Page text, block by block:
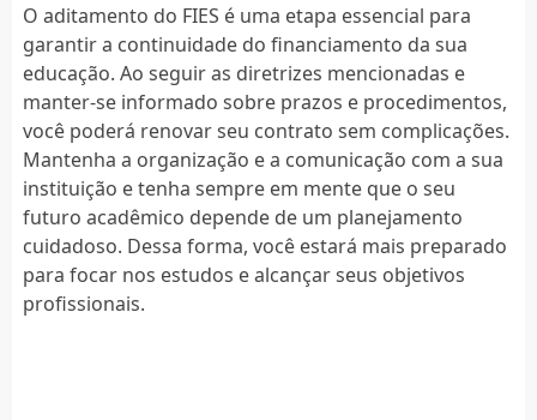
O aditamento do FIES é uma etapa essencial para
garantir a continuidade do financiamento da sua
educação. Ao seguir as diretrizes mencionadas e
manter-se informado sobre prazos e procedimentos,
você poderá renovar seu contrato sem complicações.
Mantenha a organização e a comunicação com a sua
instituição e tenha sempre em mente que o seu
futuro acadêmico depende de um planejamento
cuidadoso. Dessa forma, você estará mais preparado
para focar nos estudos e alcançar seus objetivos
profissionais.